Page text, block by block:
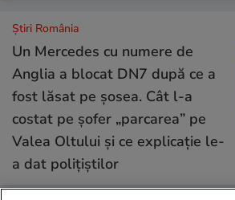
Știri România
Un Mercedes cu numere de
Anglia a blocat DN7 după ce a
fost lăsat pe șosea. Cât l-a
costat pe șofer „parcarea” pe
Valea Oltului și ce explicație le-
a dat polițiștilor